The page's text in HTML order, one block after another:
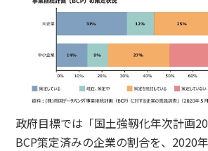
政府目標では「国土強靱化年次計画
BCP策定済みの企業の割合を、2020